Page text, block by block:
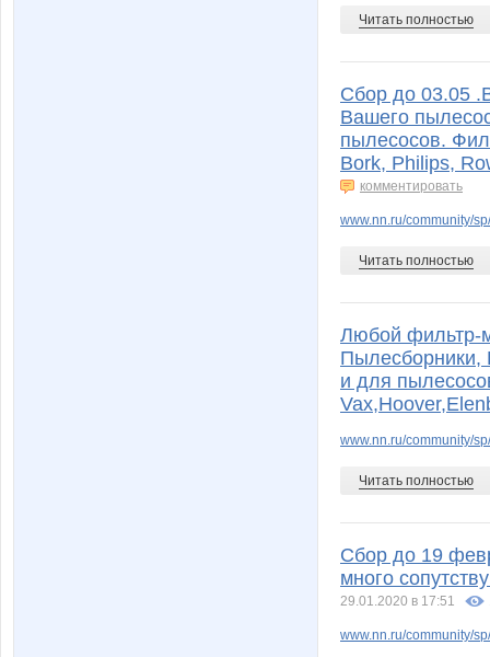
Читать полностью
Сбор до 03.05
Вашего
пылесосов.
Bork, Philips,
комментировать
www.nn.ru/community/
Читать полностью
Любой фильтр-
Пылесборники,
и для
www.nn.ru/community/
Читать полностью
Сбор до 19
много
29.01.2020 в 17:51
www.nn.ru/community/